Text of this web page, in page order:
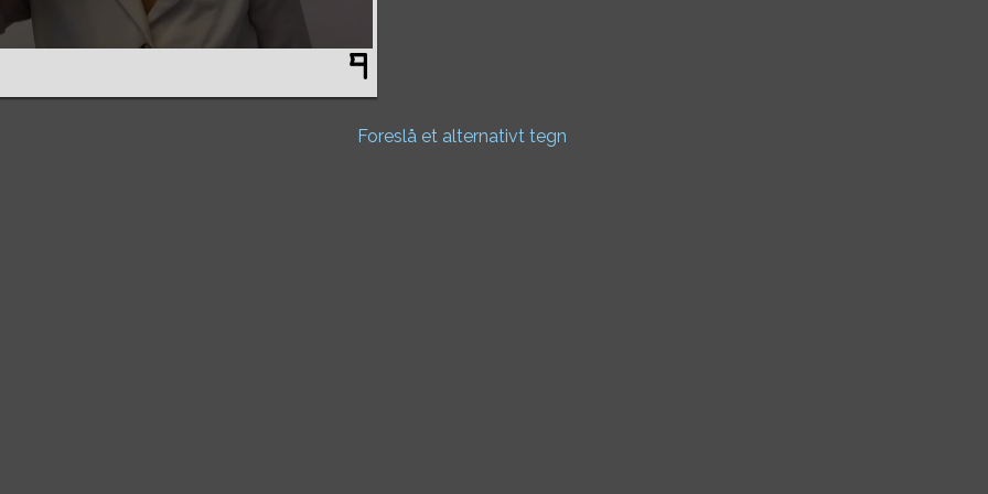
Foreslå et alternativt tegn